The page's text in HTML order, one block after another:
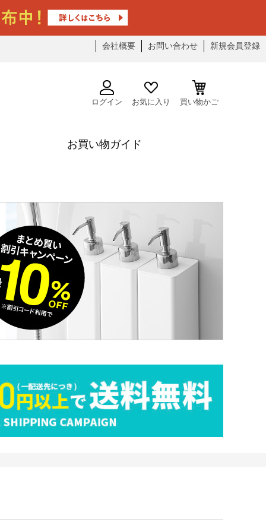
会社概要 お問い合わせ 新規会員登録
ログイン お気に入り 買い物かご
お買い物ガイド